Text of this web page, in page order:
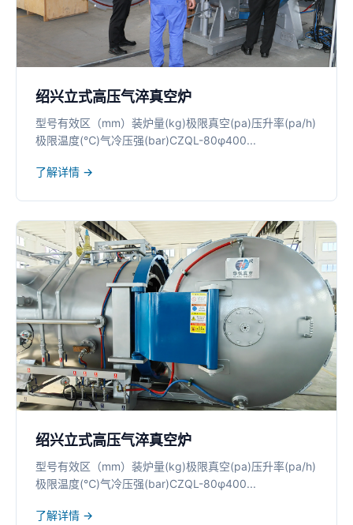
绍兴立式高压气淬真空炉
型号有效区（mm）装炉量(kg)极限真空(pa)压升率(pa/h)
极限温度(℃)气冷压强(bar)CZQL-80φ400...
了解详情 →
绍兴立式高压气淬真空炉
型号有效区（mm）装炉量(kg)极限真空(pa)压升率(pa/h)
极限温度(℃)气冷压强(bar)CZQL-80φ400...
了解详情 →